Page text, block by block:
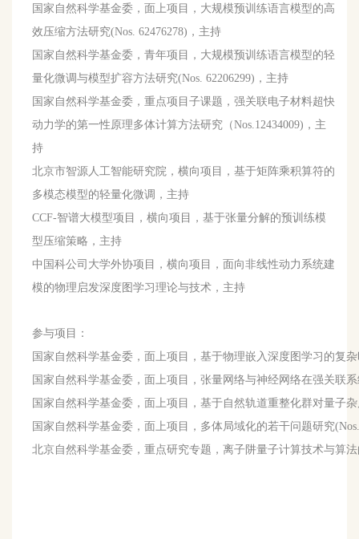
国家自然科学基金委，面上项目，大规模预训练语言模型的高
效压缩方法研究(Nos. 62476278)，主持
国家自然科学基金委，青年项目，大规模预训练语言模型的轻
量化微调与模型扩容方法研究(Nos. 62206299)，主持
国家自然科学基金委，重点项目子课题，强关联电子材料超快
动力学的第一性原理多体计算方法研究（Nos.12434009)，主
持
北京市智源人工智能研究院，横向项目，基于矩阵乘积算符的
多模态模型的轻量化微调，主持
CCF-智谱大模型项目，横向项目，基于张量分解的预训练模
型压缩策略，主持
中国科公司大学外协项目，横向项目，面向非线性动力系统建
模的物理启发深度图学习理论与技术，主持
参与项目：
国家自然科学基金委，面上项目，基于物理嵌入深度图学习的复
国家自然科学基金委，面上项目，张量网络与神经网络在强关联
国家自然科学基金委，面上项目，基于自然轨道重整化群对量子
国家自然科学基金委，面上项目，多体局域化的若干问题研究(Nos.
北京自然科学基金委，重点研究专题，离子阱量子计算技术与算